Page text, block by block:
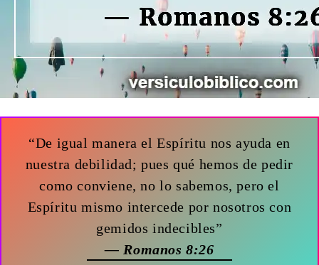
“De igual manera el Espíritu nos ayuda en
nuestra debilidad; pues qué hemos de pedir
como conviene, no lo sabemos, pero el
Espíritu mismo intercede por nosotros con
gemidos indecibles”
— Romanos 8:26